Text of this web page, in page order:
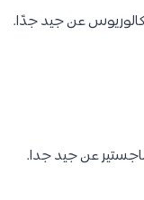
عن جيد جدًا.
عن جيد جدا.